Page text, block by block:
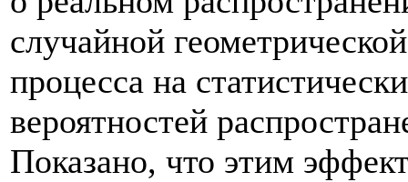
случайной
процесса на
вероятностей
Показано, что этим